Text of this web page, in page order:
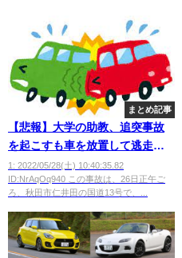
まとめ記事
【悲報】大学の助教、追突事故
を起こすも車を放置して逃走、
研究室で死亡
1: 2022/05/28(土) 10:40:35.82
ID:NrAqOq940 この事故は、26日正午ご
ろ、秋田市仁井田の国道13号で、...